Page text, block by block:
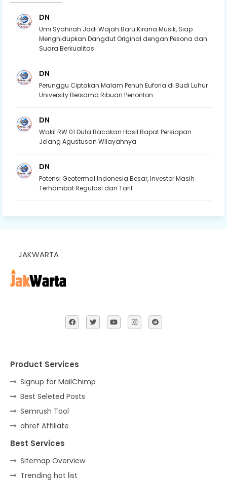
DN
Umi Syahirah Jadi Wajah Baru Kirana Musik, Siap
Menghidupkan Dangdut Original dengan Pesona dan
Suara Berkualitas
DN
Perunggu Ciptakan Malam Penuh Euforia di Budi Luhur
University Bersama Ribuan Penonton
DN
Wakil RW 01 Duta Bacakan Hasil Rapat Persiapan
Jelang Agustusan Wilayahnya
DN
Potensi Geotermal Indonesia Besar, Investor Masih
Terhambat Regulasi dan Tarif
JAKWARTA
Product Services
Signup for MailChimp
Best Seleted Posts
Semrush Tool
ahref Affiliate
Best Services
Sitemap Overview
Trending hot list